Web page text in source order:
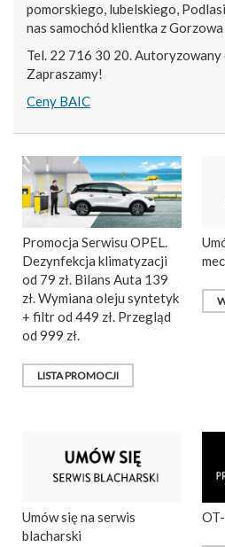
pomorskiego, lubelskiego,
nas samochód klientka z
Tel. 22 716 30 20. Autoryzowany
Zapraszamy!
Ceny BAIC
Promocja Serwisu OPEL.
Dezynfekcja klimatyzacji
od 79 zł. Bilans Auta 139
zł. Wymiana oleju syntetyk
+ filtr od 449 zł. Przegląd
od 999 zł.
LISTA PROMOCJI
Umów się na serwis
blacharski